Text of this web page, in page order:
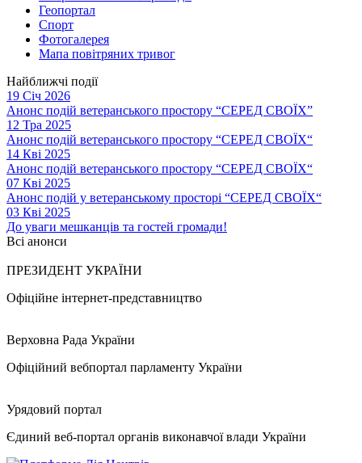
Геопортал
Спорт
Фотогалерея
Мапа повітряних тривог
Найближчі події
19 Січ 2026
Анонс подій ветеранського простору “СЕРЕД СВОЇХ”
12 Тра 2025
Анонс подій ветеранського простору “СЕРЕД СВОЇХ“
14 Кві 2025
Анонс подій ветеранського простору “СЕРЕД СВОЇХ“
07 Кві 2025
Анонс подій у ветеранському просторі “СЕРЕД СВОЇХ“
03 Кві 2025
До уваги мешканців та гостей громади!
Всі анонси
ПРЕЗИДЕНТ УКРАЇНИ
Офіційне інтернет-представництво
Верховна Рада України
Офіційний вебпортал парламенту України
Урядовий портал
Єдиний веб-портал органів виконавчої влади України